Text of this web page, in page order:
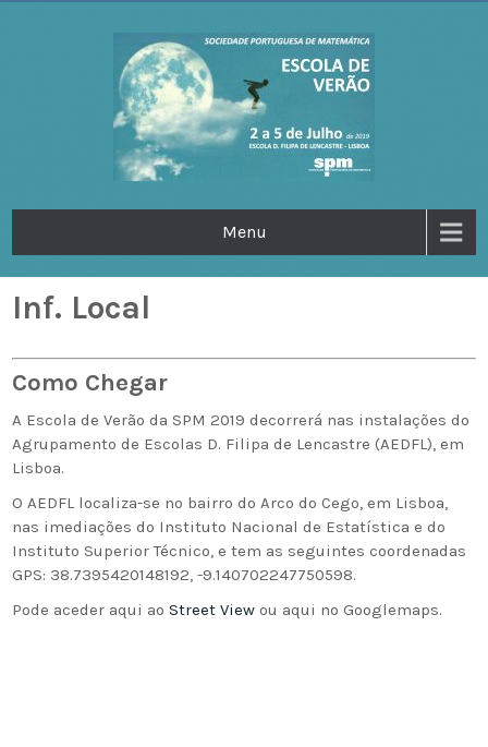
Escola de Verão da SPM
2019
Menu
Inf. Local
Como Chegar
A Escola de Verão da SPM 2019 decorrerá nas instalações do
Agrupamento de Escolas D. Filipa de Lencastre (AEDFL), em
Lisboa.
O AEDFL localiza-se no bairro do Arco do Cego, em Lisboa,
nas imediações do Instituto Nacional de Estatística e do
Instituto Superior Técnico, e tem as seguintes coordenadas
GPS: 38.7395420148192, -9.140702247750598.
Pode aceder aqui aoStreet View ou aqui no Googlemaps.